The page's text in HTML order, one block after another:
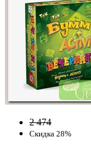
2 474
Скидка 28%